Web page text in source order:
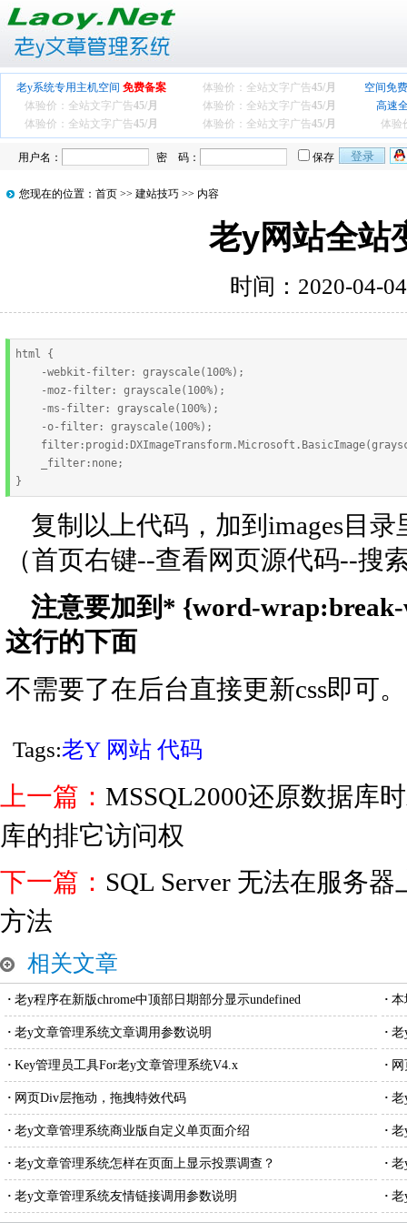
老y系统专用主机空间 免费备案 体验价：全站文字广告45/月
空间免
体验价：全站文字广告45/月 体验价：全站文字广告45/月
高速
体验价：全站文字广告45/月 体验价：全站文字广告45/月 体验
用户名： 密 码： 保存
您现在的位置： 首页 >> 建站技巧 >> 内容
老y网站全站
时间：2020-04-
html {
-webkit-filter: grayscale(100%);
-moz-filter: grayscale(100%);
-ms-filter: grayscale(100%);
-o-filter: grayscale(100%);
_filter:none;
复制以上代码，加到images目
（首页右键--查看网页源代码--搜
注意要加到 * {word-
这行的下面
不需要了在后台直接更新css即可。
Tags:老Y 网站 代码
上一篇： MSSQL2000还原数据库
库的排它访问权
下一篇： SQL Server 无法在服务
方法
相关文章
· 老y程序在新版chrome中顶部日期部分显示undefined · 本
· 老y文章管理系统文章调用参数说明 · 老
· Key管理员工具For老y文章管理系统V4.x ·
· 网页Div层拖动，拖拽特效代码 · 老
· 老y文章管理系统商业版自定义单页面介绍 · 老
· 老y文章管理系统怎样在页面上显示投票调查？ · 老
· 老y文章管理系统友情链接调用参数说明 · 老